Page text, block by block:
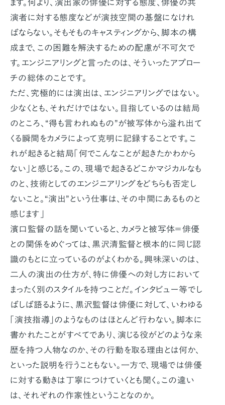
ます。何より、演出家の俳優に対する態度、俳優の共
演者に対する態度などが演技空間の基盤になけれ
ばならない。そもそものキャスティングから、脚本の構
成まで、この困難を解決するための配慮が不可欠で
す。エンジニアリングと言ったのは、そういったアプロー
チの総体のことです。
ただ、究極的には演出は、エンジニアリングではない。
少なくとも、それだけではない。目指しているのは結局
のところ、“得も言われぬもの”が被写体から溢れ出て
くる瞬間をカメラによって克明に記録することです。こ
れが起きると結局「何でこんなことが起きたかわから
ない」と感じる。この、現場で起きるどこかマジカルなも
のと、技術としてのエンジニアリングをどちらも否定し
ないこと。“演出”という仕事は、その中間にあるものと
感じます」
濱口監督の話を聞いていると、カメラと被写体＝俳優
との関係をめぐっては、黒沢清監督と根本的に同じ認
識のもとに立っているのがよくわかる。興味深いのは、
二人の演出の仕方が、特に俳優への対し方において
まったく別のスタイルを持つことだ。インタビュー等でし
ばしば語るように、黒沢監督は俳優に対して、いわゆる
「演技指導」のようなものはほとんど行わない。脚本に
書かれたことがすべてであり、演じる役がどのような来
歴を持つ人物なのか、その行動を取る理由とは何か、
といった説明を行うこともない。一方で、現場では俳優
に対する動きは丁寧につけていくとも聞く。この違い
は、それぞれの作家性ということなのか。